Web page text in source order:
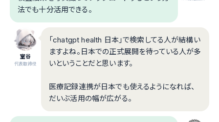
法でも十分活用できる。
室谷
代表取締役
「chatgpt health 日本」で検索してる人が結構い
ますよね。日本での正式展開を待っている人が多
いということだと思います。
医療記録連携が日本でも使えるようになれば、
だいぶ活用の幅が広がる。